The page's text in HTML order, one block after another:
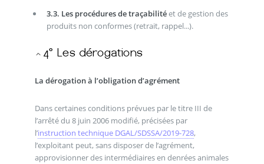
3.3. Les procédures de traçabilitéet de gestion des
produits non conformes (retrait, rappel...).
La dérogation à l’obligation d’agrément
Dans certaines conditions prévues par le titre III de
l’arrêté du 8 juin 2006 modifié, précisées par
l’instruction technique DGAL/SDSSA/2019-728,
l’exploitant peut, sans disposer de l’agrément,
approvisionner des intermédiaires en denrées animales